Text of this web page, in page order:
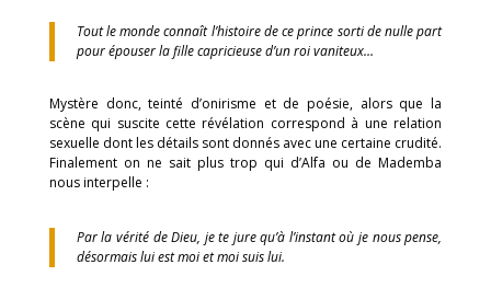
Tout le monde connaît l’histoire de ce prince sorti de nulle part
pour épouser la fille capricieuse d’un roi vaniteux…
Mystère donc, teinté d’onirisme et de poésie, alors que la
scène qui suscite cette révélation correspond à une relation
sexuelle dont les détails sont donnés avec une certaine crudité.
Finalement on ne sait plus trop qui d’Alfa ou de Mademba
nous interpelle :
Par la vérité de Dieu, je te jure qu’à l’instant où je nous pense,
désormais lui est moi et moi suis lui.